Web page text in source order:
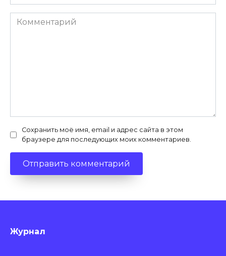
Комментарий
Сохранить моё имя, email и адрес сайта в этом
браузере для последующих моих комментариев.
Журнал